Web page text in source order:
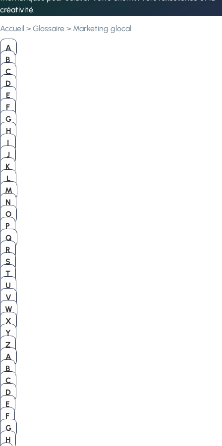
créativité.
Accueil > Glossaire > Marketing glocal
A
B
C
D
E
F
G
H
I
J
K
L
M
N
O
P
Q
R
S
T
U
V
W
X
Y
Z
A
B
C
D
E
F
G
H